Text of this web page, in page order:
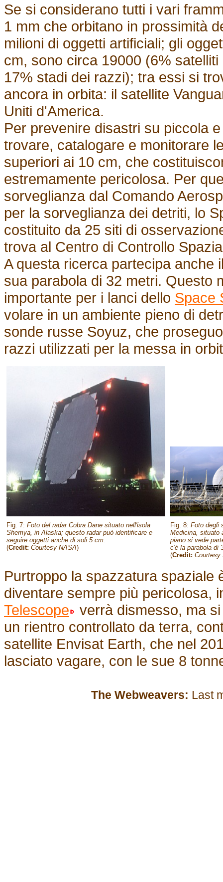
Se si considerano tutti i vari
1 mm che orbitano in prossimità
milioni di oggetti artificiali; gli
cm, sono circa 19000 (6%
17% stadi dei razzi); tra essi si
ancora in orbita: il satellite
Uniti d'America.
Per prevenire disastri su piccola
trovare, catalogare e monitorare
superiori ai 10 cm, che
estremamente pericolosa. Per
sorveglianza dal Comando
per la sorveglianza dei detriti, lo
costituito da 25 siti di
trova al Centro di Controllo
A questa ricerca partecipa anche
sua parabola di 32 metri. Questo
importante per i lanci dello Space
volare in un ambiente pieno di
sonde russe Soyuz, che
razzi utilizzati per la messa in
Fig. 7: Foto del radar Cobra Dane situato nell'isola
Shemya, in Alaska; questo radar può identificare e
seguire oggetti anche di soli 5 cm.
(Credit: Courtesy NASA)
Fig. 8: Foto degli
Medicina, situato
piano si vede
c'è la parabola di
(Credit: Courtesy
Purtroppo la spazzatura spaziale
diventare sempre più pericolosa,
Telescope
verrà dismesso, ma
un rientro controllato da terra,
satellite Envisat Earth, che nel
lasciato vagare, con le sue 8
The Webweavers: Last